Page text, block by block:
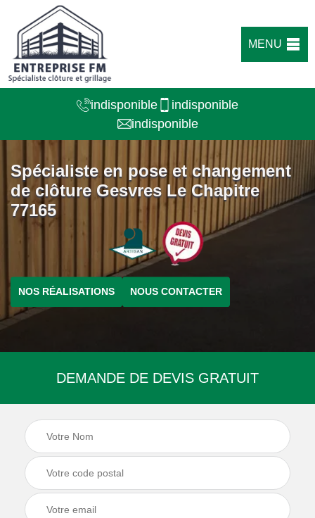
MENU
indisponible
indisponible
indisponible
Spécialiste en pose et changement
de clôture Gesvres Le Chapitre
77165
NOS RÉALISATIONS NOUS CONTACTER
DEMANDE DE DEVIS GRATUIT